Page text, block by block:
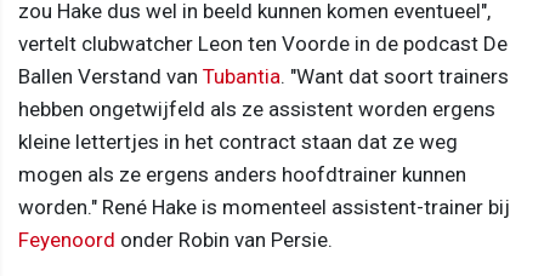
zou Hake dus wel in beeld kunnen komen eventueel",
vertelt clubwatcher Leon ten Voorde in de podcast De
Ballen Verstand van Tubantia. "Want dat soort trainers
hebben ongetwijfeld als ze assistent worden ergens
kleine lettertjes in het contract staan dat ze weg
mogen als ze ergens anders hoofdtrainer kunnen
worden." René Hake is momenteel assistent-trainer bij
Feyenoord onder Robin van Persie.